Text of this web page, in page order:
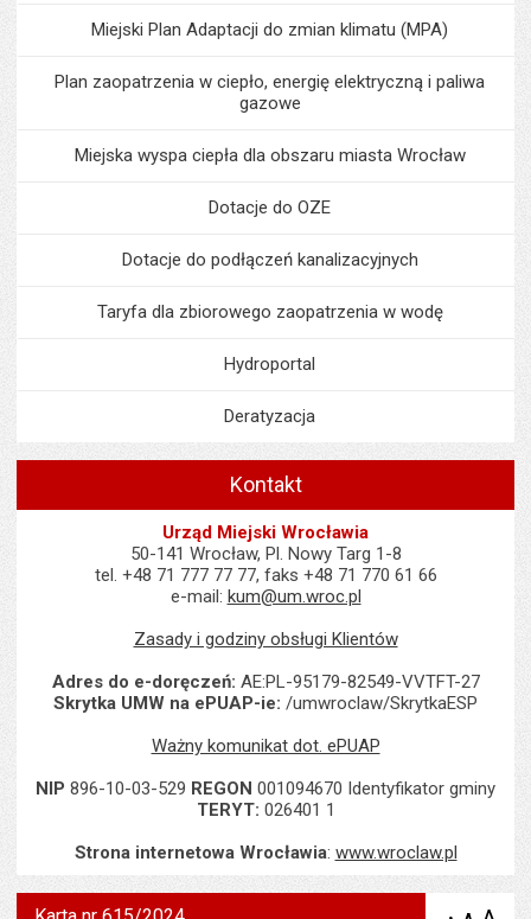
Miejski Plan Adaptacji do zmian klimatu (MPA)
Plan zaopatrzenia w ciepło, energię elektryczną i paliwa
gazowe
Miejska wyspa ciepła dla obszaru miasta Wrocław
Dotacje do OZE
Dotacje do podłączeń kanalizacyjnych
Taryfa dla zbiorowego zaopatrzenia w wodę
Hydroportal
Deratyzacja
Kontakt
Urząd Miejski Wrocławia
50-141 Wrocław, Pl. Nowy Targ 1-8
tel. +48 71 777 77 77, faks +48 71 770 61 66
e-mail: kum@um.wroc.pl
Zasady i godziny obsługi Klientów
Adres do e-doręczeń: AE:PL-95179-82549-VVTFT-27
Skrytka UMW na ePUAP-ie: /umwroclaw/SkrytkaESP
Ważny komunikat dot. ePUAP
NIP 896-10-03-529 REGON 001094670 Identyfikator gminy
TERYT: 026401 1
Strona internetowa Wrocławia: www.wroclaw.pl